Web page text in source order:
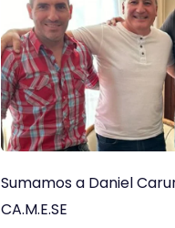
Sumamos a Daniel
CA.M.E.SE